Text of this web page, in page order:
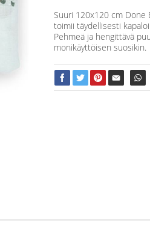
Suuri 120x120 cm Done
toimii täydellisesti
Pehmeä ja hengittävä
monikäyttöisen suosikin.